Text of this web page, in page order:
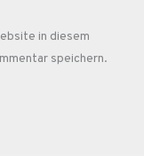
in diesem
speichern.